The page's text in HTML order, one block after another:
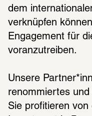
dem
verknüpfen
Engagement für
voranzutreiben.
Unsere
renommiertes und
Sie profitieren